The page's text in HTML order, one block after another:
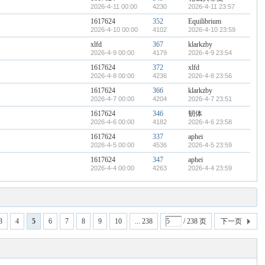
2026-4-11 00:00 4230 2026-4-11 23:57
1617624
2026-4-10 00:00
352
4102
Equilibrium
2026-4-10 23:59
xlfd
2026-4-9 00:00
367
4179
klarkzby
2026-4-9 23:54
1617624
2026-4-8 00:00
372
4236
xlfd
2026-4-8 23:56
1617624
2026-4-7 00:00
366
4204
klarkzby
2026-4-7 23:51
1617624
2026-4-6 00:00
346
4182
韧体
2026-4-6 23:58
1617624
2026-4-5 00:00
337
4536
aphei
2026-4-5 23:59
1617624
2026-4-4 00:00
347
4263
aphei
2026-4-4 23:59
4 5 6 7 8 9 10 ... 238 / 238 页 下一页